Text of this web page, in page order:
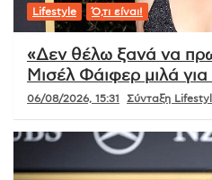
Lifestyle Ό,τι είναι!
«Δεν θέλω ξανά να
Μισέλ Φάιφερ μιλά για
06/08/2026, 15:31 Σύνταξη